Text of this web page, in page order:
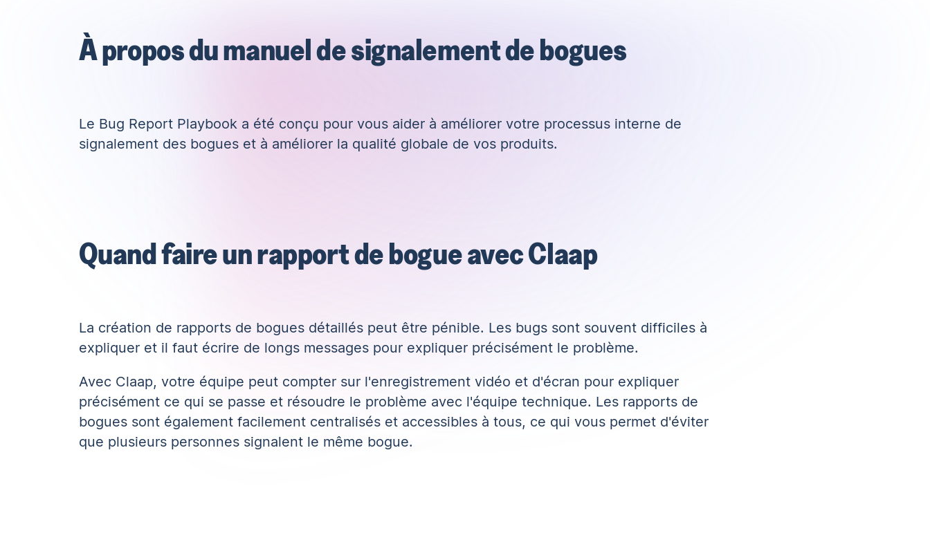
À propos du manuel de signalement de bogues
Le Bug Report Playbook a été conçu pour vous aider à améliorer votre processus interne de
signalement des bogues et à améliorer la qualité globale de vos produits.
Quand faire un rapport de bogue avec Claap
La création de rapports de bogues détaillés peut être pénible. Les bugs sont souvent difficiles à
expliquer et il faut écrire de longs messages pour expliquer précisément le problème.
Avec Claap, votre équipe peut compter sur l'enregistrement vidéo et d'écran pour expliquer
précisément ce qui se passe et résoudre le problème avec l'équipe technique. Les rapports de
bogues sont également facilement centralisés et accessibles à tous, ce qui vous permet d'éviter
que plusieurs personnes signalent le même bogue.